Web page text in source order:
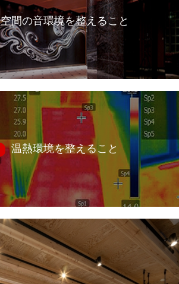
空間の音環境を整えること
温熱環境を整えること